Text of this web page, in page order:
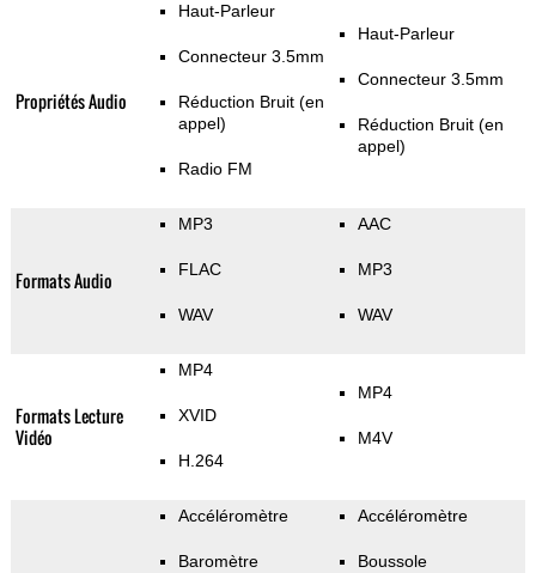
Propriétés Audio
Haut-Parleur
Connecteur 3.5mm
Réduction Bruit (en
appel)
Radio FM
Haut-Parleur
Connecteur 3.5mm
Réduction Bruit (en
appel)
Formats Audio
MP3
FLAC
WAV
AAC
MP3
WAV
Formats Lecture
Vidéo
MP4
XVID
H.264
MP4
M4V
Accéléromètre
Baromètre
Accéléromètre
Boussole